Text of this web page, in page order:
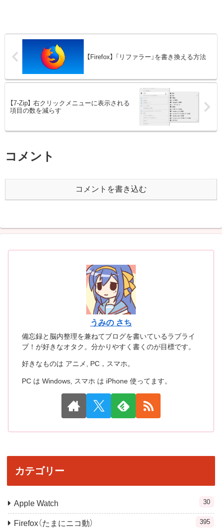
【Firefox】 「リファラー」を書き換える方法
【7-Zip】 右クリックメニューに表示される
項目の数を減らす
コメント
コメントを書き込む
うみの さち
備忘録と脳内整理を兼ねてブログを書いているラブライ
ブ！が好きなオタク。分かりやすく書くのが目標です。
好きなものは アニメ, PC，スマホ。
PC は Windows, スマホ は iPhone 使ってます。
カテゴリー
Apple Watch 30
Firefox（たまにニコ動） 395